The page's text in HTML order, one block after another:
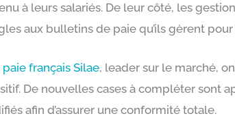
à leurs salariés. De leur côté, les
aux bulletins de paie qu’ils gèrent
français Silae, leader sur le marché,
De nouvelles cases à compléter sont
afin d’assurer une conformité totale.